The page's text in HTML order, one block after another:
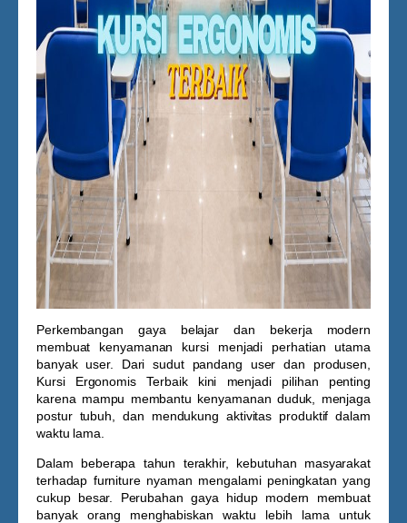
Perkembangan gaya belajar dan bekerja modern
membuat kenyamanan kursi menjadi perhatian utama
banyak user. Dari sudut pandang user dan produsen,
Kursi Ergonomis Terbaikkini menjadi pilihan penting
karena mampu membantu kenyamanan duduk, menjaga
postur tubuh, dan mendukung aktivitas produktif dalam
waktu lama.
Dalam beberapa tahun terakhir, kebutuhan masyarakat
terhadap furniture nyaman mengalami peningkatan yang
cukup besar. Perubahan gaya hidup modern membuat
banyak orang menghabiskan waktu lebih lama untuk